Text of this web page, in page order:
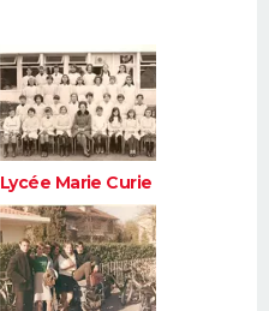
Lycée Marie Curie